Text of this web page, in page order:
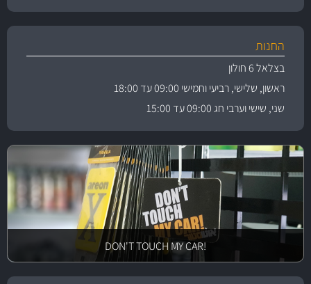
החנות
בצלאל 6 חולון
ראשון, שלישי, רביעי וחמישי 09:00 עד 18:00
שני, שישי וערבי חג 09:00 עד 15:00
!DON'T TOUCH MY CAR